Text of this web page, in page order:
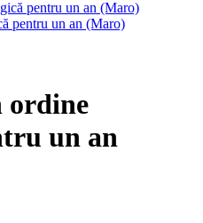
pentru un an (Maro)
ordine
un an